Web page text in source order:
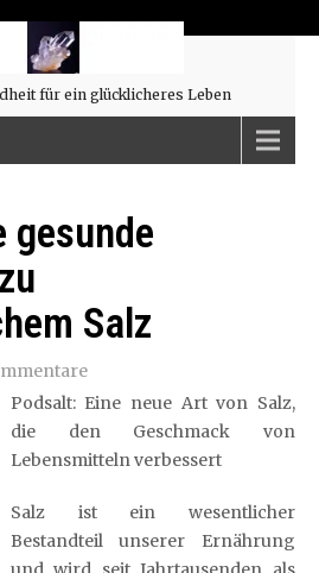
für ein glücklicheres Leben
gesunde
Salz
Podsalt: Eine neue Art von Salz,
die den Geschmack von
Lebensmitteln verbessert
Salz ist ein wesentlicher
Bestandteil unserer Ernährung